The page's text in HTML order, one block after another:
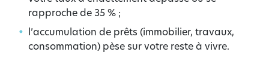
rapproche de 35 % ;
l’accumulation de prêts (immobilier, travaux,
consommation) pèse sur votre reste à vivre.